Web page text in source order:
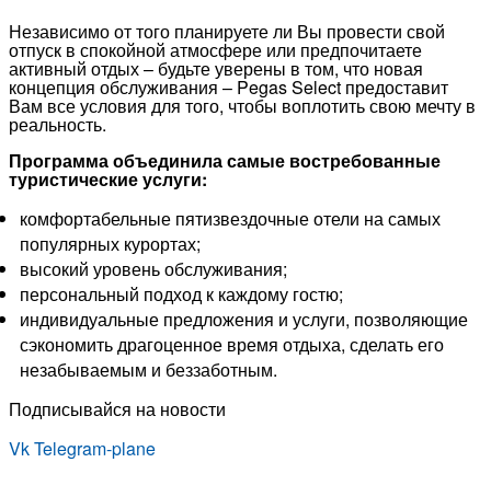
Независимо от того планируете ли Вы провести свой
отпуск в спокойной атмосфере или предпочитаете
активный отдых – будьте уверены в том, что новая
концепция обслуживания – Pegas Select предоставит
Вам все условия для того, чтобы воплотить свою мечту в
реальность.
Программа объединила самые востребованные
туристические услуги:
комфортабельные пятизвездочные отели на самых
популярных курортах;
высокий уровень обслуживания;
персональный подход к каждому гостю;
индивидуальные предложения и услуги, позволяющие
сэкономить драгоценное время отдыха, сделать его
незабываемым и беззаботным.
Подписывайся на новости
VkTelegram-plane